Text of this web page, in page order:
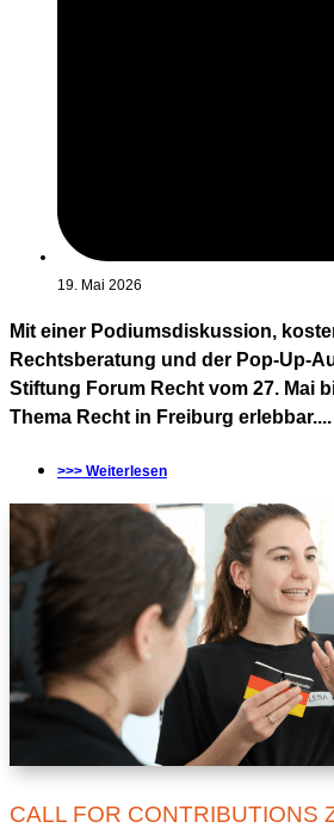
19. Mai 2026
Mit einer Podiumsdiskussion,
Rechtsberatung und der Pop-Up-
Stiftung Forum Recht vom 27. Mai
Thema Recht in Freiburg erlebbar....
>>> Weiterlesen
CALL FOR CONTRIBUTIONS